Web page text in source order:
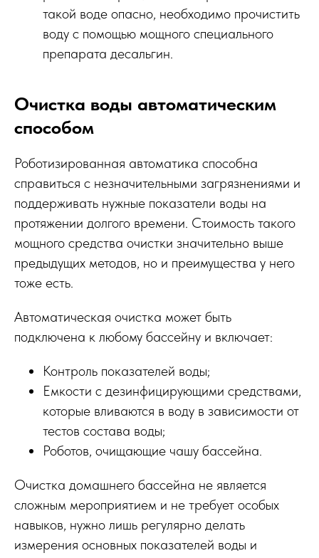
такой воде опасно, необходимо прочистить
воду с помощью мощного специального
препарата десальгин.
Очистка воды автоматическим
способом
Роботизированная автоматика способна
справиться с незначительными загрязнениями и
поддерживать нужные показатели воды на
протяжении долгого времени. Стоимость такого
мощного средства очистки значительно выше
предыдущих методов, но и преимущества у него
тоже есть.
Автоматическая очистка может быть
подключена к любому бассейну и включает:
Контроль показателей воды;
Емкости с дезинфицирующими средствами,
которые вливаются в воду в зависимости от
тестов состава воды;
Роботов, очищающие чашу бассейна.
Очистка домашнего бассейна не является
сложным мероприятием и не требует особых
навыков, нужно лишь регулярно делать
измерения основных показателей воды и